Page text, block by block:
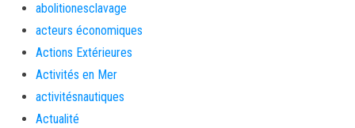
abolitionesclavage
acteurs économiques
Actions Extérieures
Activités en Mer
activitésnautiques
Actualité